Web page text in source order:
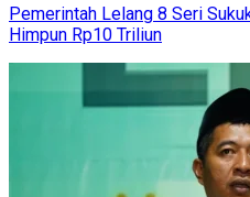
Pemerintah Lelang 8 Seri
Himpun Rp10 Triliun